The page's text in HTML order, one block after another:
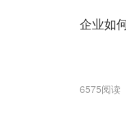
企业如
6575阅读